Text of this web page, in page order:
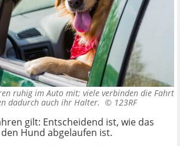
ruhig im Auto mit; viele verbinden die Fahrt
dadurch auch ihr Halter. © 123RF
gilt: Entscheidend ist, wie das
Hund abgelaufen ist.